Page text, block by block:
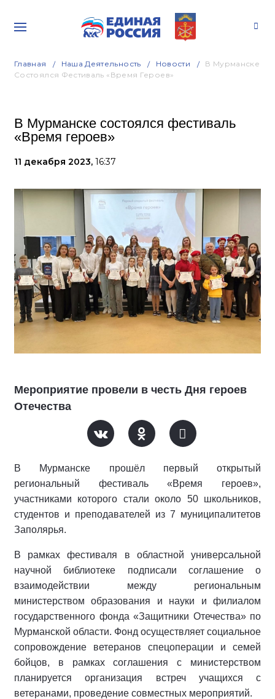
Главная Наша Деятельность Новости
В Мурманске
Состоялся Фестиваль «Время Героев»
В Мурманске состоялся фестиваль
«Время героев»
11 декабря 2023, 16:37
Мероприятие провели в честь Дня героев
Отечества
В Мурманске прошёл первый открытый
региональный фестиваль «Время героев»,
участниками которого стали около 50 школьников,
студентов и преподавателей из 7 муниципалитетов
Заполярья.
В рамках фестиваля в областной универсальной
научной библиотеке подписали соглашение о
взаимодействии между региональным
министерством образования и науки и филиалом
государственного фонда «Защитники Отечества» по
Мурманской области. Фонд осуществляет социальное
сопровождение ветеранов спецоперации и семей
бойцов, в рамках соглашения с министерством
планируется организация встреч учащихся с
ветеранами, проведение совместных мероприятий.